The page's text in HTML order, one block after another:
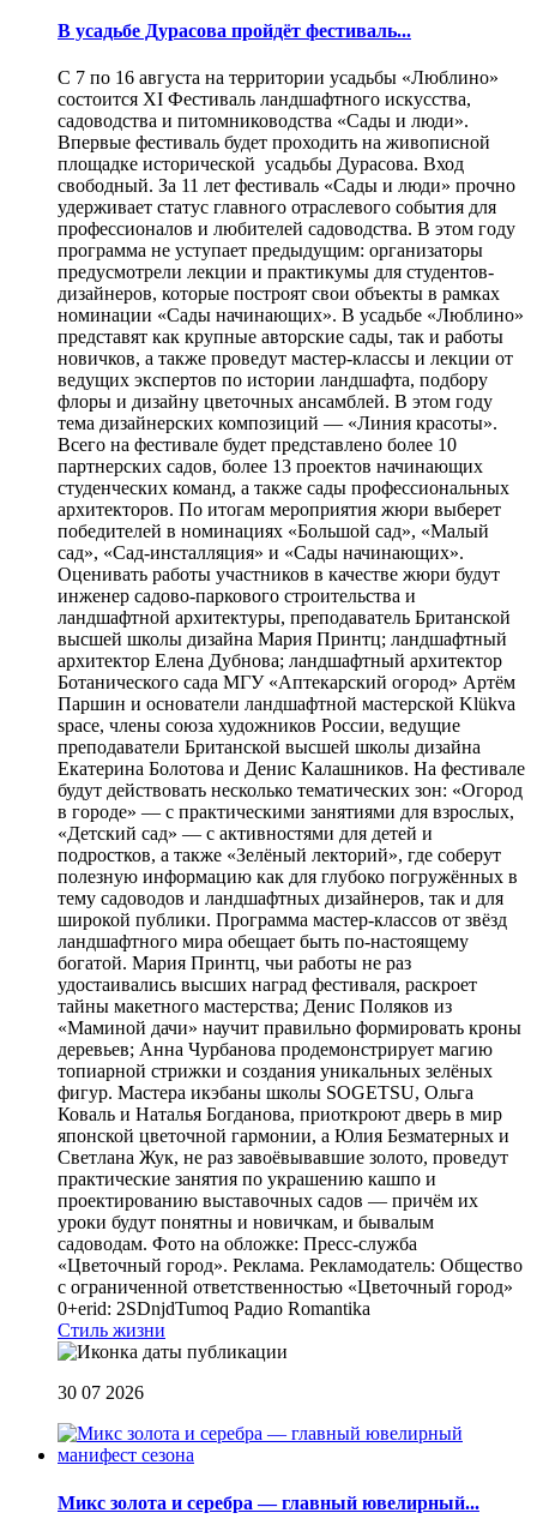
В усадьбе Дурасова пройдёт фестиваль...
С 7 по 16 августа на территории усадьбы «Люблино»
состоится XI Фестиваль ландшафтного искусства,
садоводства и питомниководства «Сады и люди».
Впервые фестиваль будет проходить на живописной
площадке исторической усадьбы Дурасова. Вход
свободный. За 11 лет фестиваль «Сады и люди» прочно
удерживает статус главного отраслевого события для
профессионалов и любителей садоводства. В этом году
программа не уступает предыдущим: организаторы
предусмотрели лекции и практикумы для студентов-
дизайнеров, которые построят свои объекты в рамках
номинации «Сады начинающих». В усадьбе «Люблино»
представят как крупные авторские сады, так и работы
новичков, а также проведут мастер-классы и лекции от
ведущих экспертов по истории ландшафта, подбору
флоры и дизайну цветочных ансамблей. В этом году
тема дизайнерских композиций — «Линия красоты».
Всего на фестивале будет представлено более 10
партнерских садов, более 13 проектов начинающих
студенческих команд, а также сады профессиональных
архитекторов. По итогам мероприятия жюри выберет
победителей в номинациях «Большой сад», «Малый
сад», «Сад-инсталляция» и «Сады начинающих».
Оценивать работы участников в качестве жюри будут
инженер садово-паркового строительства и
ландшафтной архитектуры, преподаватель Британской
высшей школы дизайна Мария Принтц; ландшафтный
архитектор Елена Дубнова; ландшафтный архитектор
Ботанического сада МГУ «Аптекарский огород» Артём
Паршин и основатели ландшафтной мастерской Klükva
space, члены союза художников России, ведущие
преподаватели Британской высшей школы дизайна
Екатерина Болотова и Денис Калашников. На фестивале
будут действовать несколько тематических зон: «Огород
в городе» — с практическими занятиями для взрослых,
«Детский сад» — с активностями для детей и
подростков, а также «Зелёный лекторий», где соберут
полезную информацию как для глубоко погружённых в
тему садоводов и ландшафтных дизайнеров, так и для
широкой публики. Программа мастер-классов от звёзд
ландшафтного мира обещает быть по-настоящему
богатой. Мария Принтц, чьи работы не раз
удостаивались высших наград фестиваля, раскроет
тайны макетного мастерства; Денис Поляков из
«Маминой дачи» научит правильно формировать кроны
деревьев; Анна Чурбанова продемонстрирует магию
топиарной стрижки и создания уникальных зелёных
фигур. Мастера икэбаны школы SOGETSU, Ольга
Коваль и Наталья Богданова, приоткроют дверь в мир
японской цветочной гармонии, а Юлия Безматерных и
Светлана Жук, не раз завоёвывавшие золото, проведут
практические занятия по украшению кашпо и
проектированию выставочных садов — причём их
уроки будут понятны и новичкам, и бывалым
садоводам. Фото на обложке: Пресс-служба
«Цветочный город». Реклама. Рекламодатель: Общество
с ограниченной ответственностью «Цветочный город»
0+erid: 2SDnjdTumoq Радио Romantika
Стиль жизни
30 07 2026
Микс золота и серебра — главный ювелирный...